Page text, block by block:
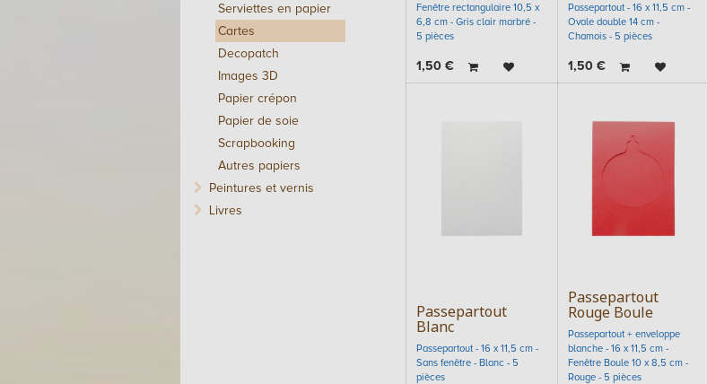
Serviettes en papier
Cartes
Decopatch
Images 3D
Papier crépon
Papier de soie
Scrapbooking
Autres papiers
Peintures et vernis
Livres
Fenêtre rectangulaire 10,5 x
6,8 cm - Gris clair marbré -
5 pièces
1,50€
Passepartout - 16 x 11,5 cm -
Ovale double 14 cm -
Chamois - 5 pièces
1,50€
Passepartout
Blanc
Passepartout - 16 x 11,5 cm -
Sans fenêtre - Blanc - 5
pièces
Passepartout
Rouge Boule
Passepartout + enveloppe
blanche - 16 x 11,5 cm -
Fenêtre Boule 10 x 8,5 cm -
Rouge - 5 pièces